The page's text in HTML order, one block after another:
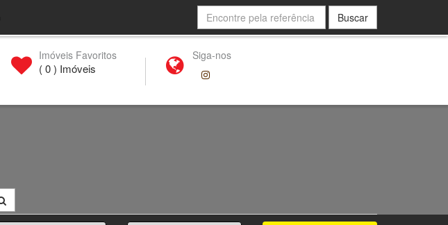
Imóveis Favoritos
(0) Imóveis
Siga-nos
Buscar